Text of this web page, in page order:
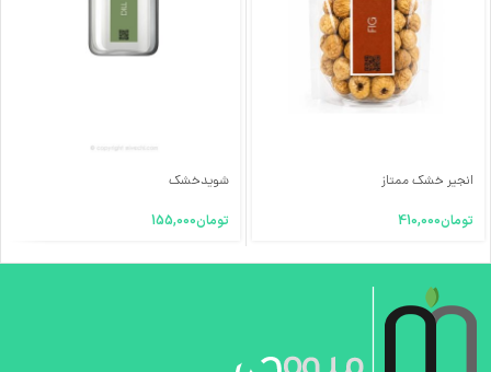
انجیر خشک ممتاز
تومان410,000
شویدخشک
تومان155,000